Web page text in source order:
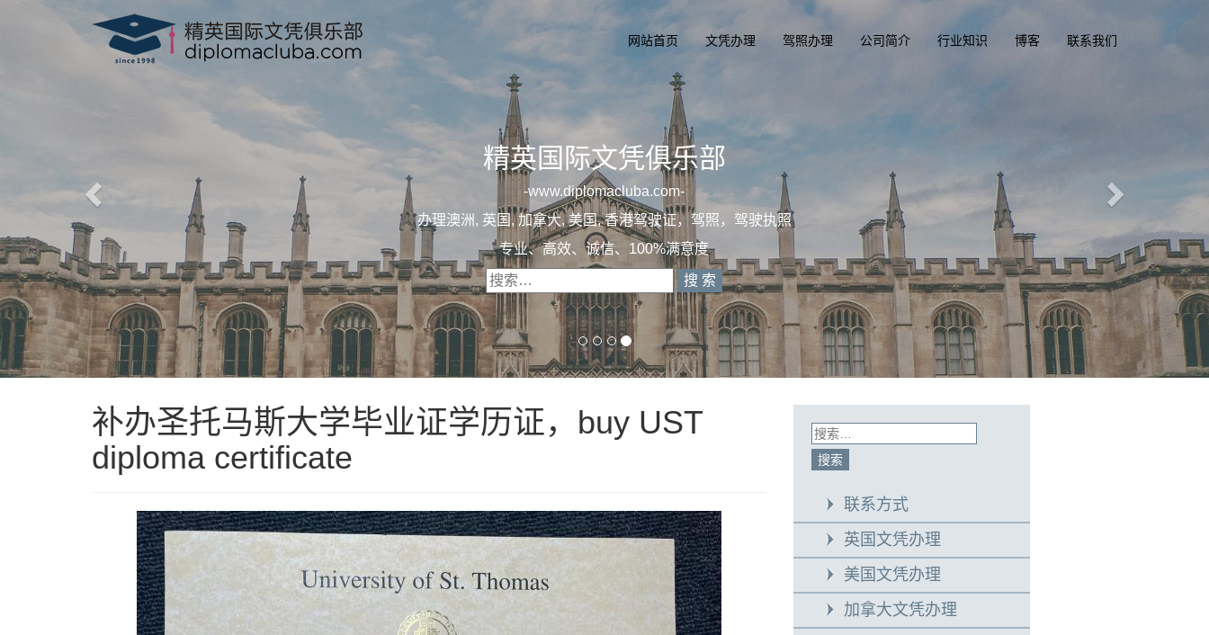
网站首页 文凭办理 驾照办理 公司简介 行业知识 博客 联系我们
精英国际文凭俱乐部
一diplomacluba.com一
办理澳洲, 英国, 加拿大, 美国, 香港驾驶证，驾照，驾驶执照
专业定制澳洲、英国、加拿大、美国驾照
补办圣托马斯大学毕业证学历证，buy UST
diploma certificate
联系方式
英国文凭办理
美国文凭办理
加拿大文凭办理